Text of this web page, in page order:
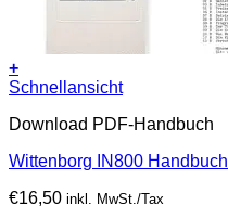
+
Schnellansicht
Download PDF-Handbuch
Wittenborg IN800
€16,50 inkl. MwSt./Tax